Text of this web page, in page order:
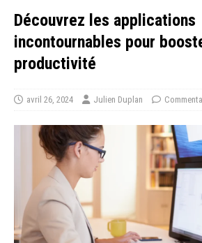
Découvrez les applications
incontournables pour
productivité
avril 26, 2024 Julien Duplan